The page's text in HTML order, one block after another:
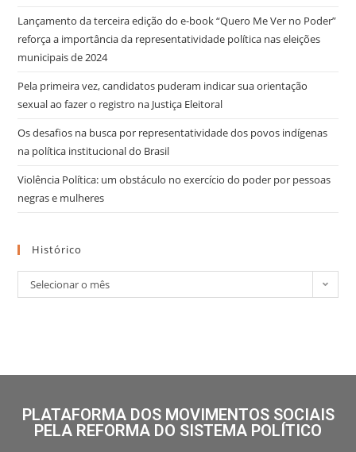
Lançamento da terceira edição do e-book “Quero Me Ver no Poder”
reforça a importância da representatividade política nas eleições
municipais de 2024
Pela primeira vez, candidatos puderam indicar sua orientação
sexual ao fazer o registro na Justiça Eleitoral
Os desafios na busca por representatividade dos povos indígenas
na política institucional do Brasil
Violência Política: um obstáculo no exercício do poder por pessoas
negras e mulheres
Histórico
Selecionar o mês
PLATAFORMA DOS MOVIMENTOS SOCIAIS
PELA REFORMA DO SISTEMA POLÍTICO